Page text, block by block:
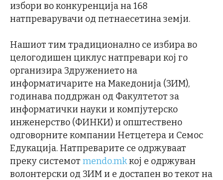
избори во конкуренција на 168
натпреварувачи од петнаесетина земји.
Нашиот тим традиционално се избира во
целогодишен циклус натпревари кој го
организира Здружението на
информатичарите на Македонија (ЗИМ),
годинава поддржан од Факултетот за
информатички науки и компјутерско
инженерство (ФИНКИ) и општествено
одговорните компании Нетцетера и Семос
Едукација. Натпреварите се одржуваат
преку системот mendo.mkкој е одржуван
волонтерски од ЗИМ и е достапен во текот на